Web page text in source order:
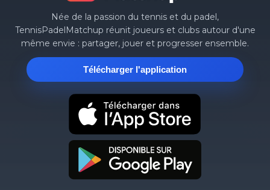
Née de la passion du tennis et du padel,
TennisPadelMatchup réunit joueurs et clubs autour d'une
même envie : partager, jouer et progresser ensemble.
Télécharger l'application